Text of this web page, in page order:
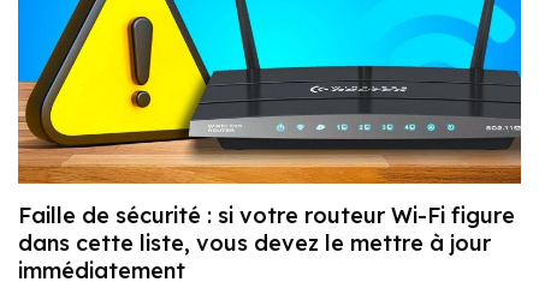
Faille de sécurité : si votre routeur Wi-Fi figure
dans cette liste, vous devez le mettre à jour
immédiatement